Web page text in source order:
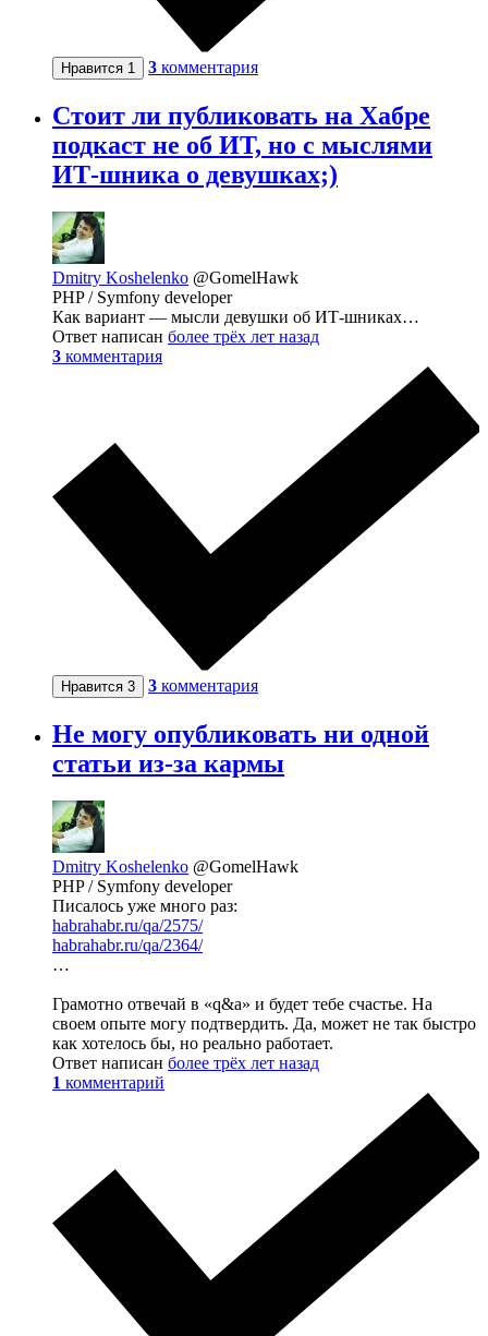
Нравится 1 3 комментария
Стоит ли публиковать на Хабре
подкаст не об ИТ, но с мыслями
ИТ-шника о девушках;)
Dmitry Koshelenko @GomelHawk
PHP / Symfony developer
Как вариант — мысли девушки об ИТ-шниках…
Ответ написан более трёх лет назад
3 комментария
Нравится 3 3 комментария
Не могу опубликовать ни одной
статьи из-за кармы
Dmitry Koshelenko @GomelHawk
PHP / Symfony developer
Писалось уже много раз:
habrahabr.ru/qa/2575/
habrahabr.ru/qa/2364/
…
Грамотно отвечай в «q&a» и будет тебе счастье. На
своем опыте могу подтвердить. Да, может не так быстро
как хотелось бы, но реально работает.
Ответ написан более трёх лет назад
1 комментарий